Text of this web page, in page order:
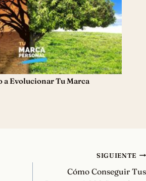
a Evolucionar Tu Marca
SIGUIENTE
Cómo Conseguir Tus